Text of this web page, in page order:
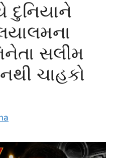
દુનિયાને
સલીમ
ચાહકો